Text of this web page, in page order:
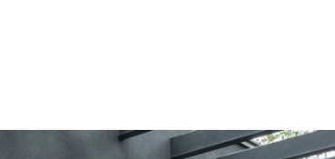
ROŚLINY OGRODOWE PORADY